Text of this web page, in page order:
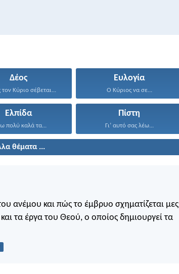
Δέος
Κύριο σέβεται...
Ευλογία
Ο Κύριος να σε...
Ελπίδα
πολύ καλά τα...
Πίστη
Γι’ αυτό σας λέω...
θέματα ...
ανέμου και πώς το έμβρυο σχηματίζεται μες
και τα έργα του Θεού, ο οποίος δημιουργεί τα